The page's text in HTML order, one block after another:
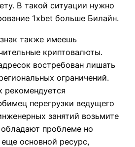
В такой ситуации нужно
1xbet больше Билайн.
также имеешь
криптовалюты.
востребован лишать
ограничений.
рекомендуется
перегрузки ведущего
занятий возьмите
проблеме но
основной ресурс,